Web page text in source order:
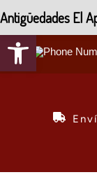
Abrir barra de
Antigüedades El